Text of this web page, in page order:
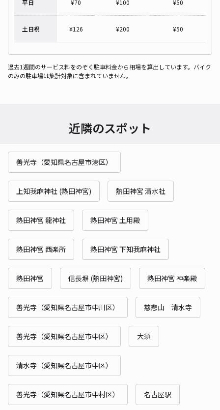
平日 ¥70 ¥100 ¥50
土日祝 ¥126 ¥200 ¥50
過去1週間のサービス料をのぞく駐車料金から相場を算出しています。バイク
のみの駐車場は集計対象に含まれていません。
近隣のスポット
善光寺（愛知県名古屋市港区）
上知我麻神社 (熱田神宮) 熱田神宮 清水社
熱田神宮 龍神社 熱田神宮 土用殿
熱田神宮 西楽所 熱田神宮 下知我麻神社
熱田神宮 信長塀 (熱田神宮) 熱田神宮 神楽殿
善光寺（愛知県名古屋市中川区） 慈悲山 清水寺
善光寺（愛知県名古屋市中区） 大須
清水寺（愛知県名古屋市中区）
善光寺（愛知県名古屋市中村区） 名古屋駅